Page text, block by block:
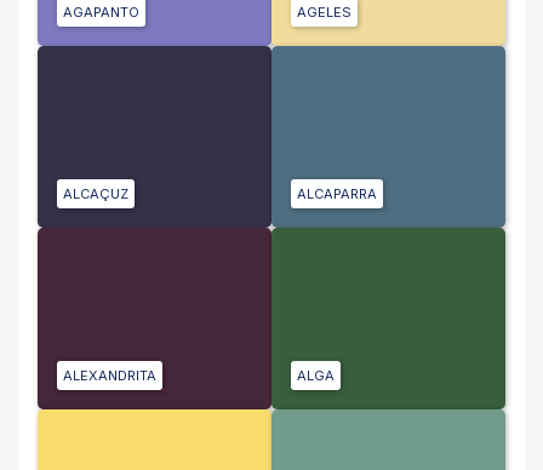
AGAPANTO AGELES
ALCAÇUZ ALCAPARRA
ALEXANDRITA ALGA